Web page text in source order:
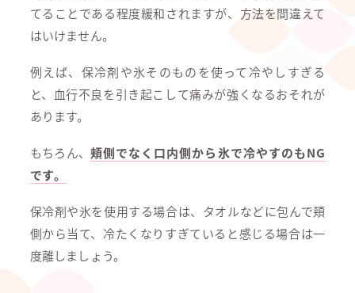
てることである程度緩和されますが、方法を間違えて
はいけません。
例えば、保冷剤や氷そのものを使って冷やしすぎる
と、血行不良を引き起こして痛みが強くなるおそれが
あります。
もちろん、頬側でなく口内側から氷で冷やすのもNG
です。
保冷剤や氷を使用する場合は、タオルなどに包んで頬
側から当て、冷たくなりすぎていると感じる場合は一
度離しましょう。